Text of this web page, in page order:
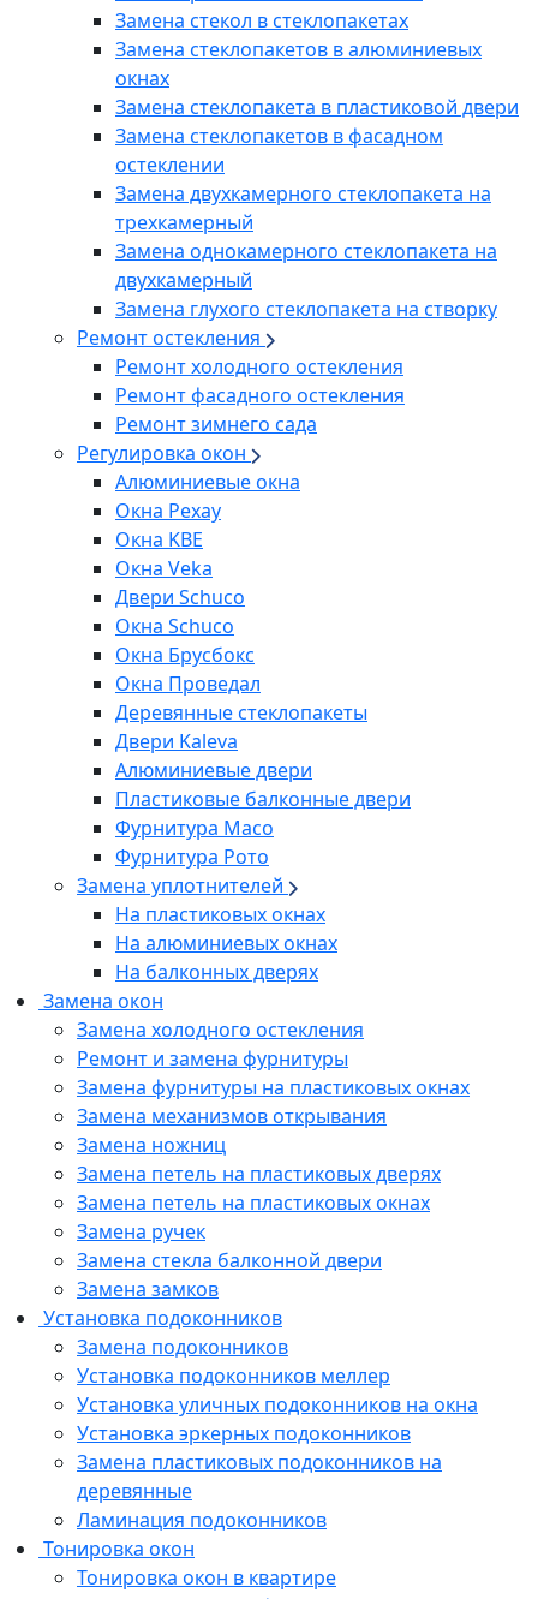
Замена стекол в стеклопакетах
Замена стеклопакетов в алюминиевых
окнах
Замена стеклопакета в пластиковой двери
Замена стеклопакетов в фасадном
остеклении
Замена двухкамерного стеклопакета на
трехкамерный
Замена однокамерного стеклопакета на
двухкамерный
Замена глухого стеклопакета на створку
Ремонт остекления
Ремонт холодного остекления
Ремонт фасадного остекления
Ремонт зимнего сада
Регулировка окон
Алюминиевые окна
Окна Рехау
Окна KBE
Окна Veka
Двери Schuco
Окна Schuco
Окна Брусбокс
Окна Проведал
Деревянные стеклопакеты
Двери Kaleva
Алюминиевые двери
Пластиковые балконные двери
Фурнитура Maco
Фурнитура Рото
Замена уплотнителей
На пластиковых окнах
На алюминиевых окнах
На балконных дверях
Замена окон
Замена холодного остекления
Ремонт и замена фурнитуры
Замена фурнитуры на пластиковых окнах
Замена механизмов открывания
Замена ножниц
Замена петель на пластиковых дверях
Замена петель на пластиковых окнах
Замена ручек
Замена стекла балконной двери
Замена замков
Установка подоконников
Замена подоконников
Установка подоконников меллер
Установка уличных подоконников на окна
Установка эркерных подоконников
Замена пластиковых подоконников на
деревянные
Ламинация подоконников
Тонировка окон
Тонировка окон в квартире